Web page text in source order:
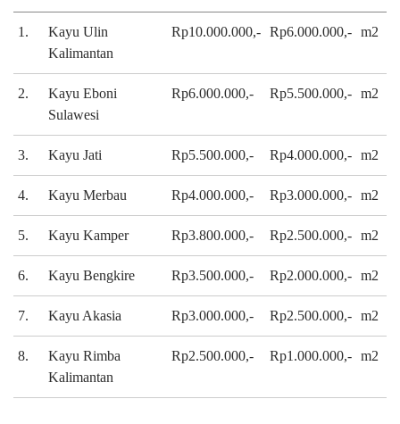
1.
Kayu Ulin
Kalimantan
Rp10.000.000,- Rp6.000.000,- m2
2.
Kayu Eboni
Sulawesi
Rp6.000.000,- Rp5.500.000,- m2
3. Kayu Jati Rp5.500.000,- Rp4.000.000,- m2
4. Kayu Merbau Rp4.000.000,- Rp3.000.000,- m2
5. Kayu Kamper Rp3.800.000,- Rp2.500.000,- m2
6. Kayu Bengkire Rp3.500.000,- Rp2.000.000,- m2
7. Kayu Akasia Rp3.000.000,- Rp2.500.000,- m2
8.
Kayu Rimba
Kalimantan
Rp2.500.000,- Rp1.000.000,- m2